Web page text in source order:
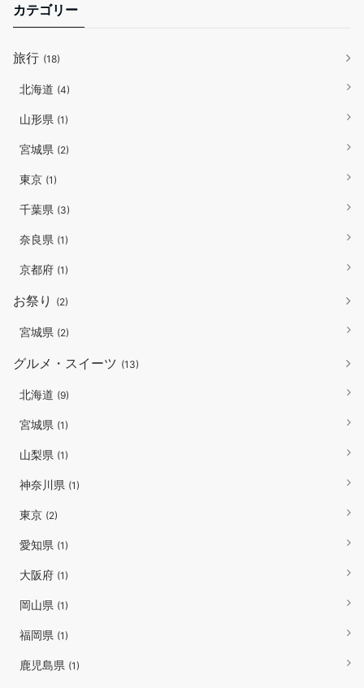
カテゴリー
旅行 (18)
北海道 (4)
山形県 (1)
宮城県 (2)
東京 (1)
千葉県 (3)
奈良県 (1)
京都府 (1)
お祭り (2)
宮城県 (2)
グルメ・スイーツ (13)
北海道 (9)
宮城県 (1)
山梨県 (1)
神奈川県 (1)
東京 (2)
愛知県 (1)
大阪府 (1)
岡山県 (1)
福岡県 (1)
鹿児島県 (1)